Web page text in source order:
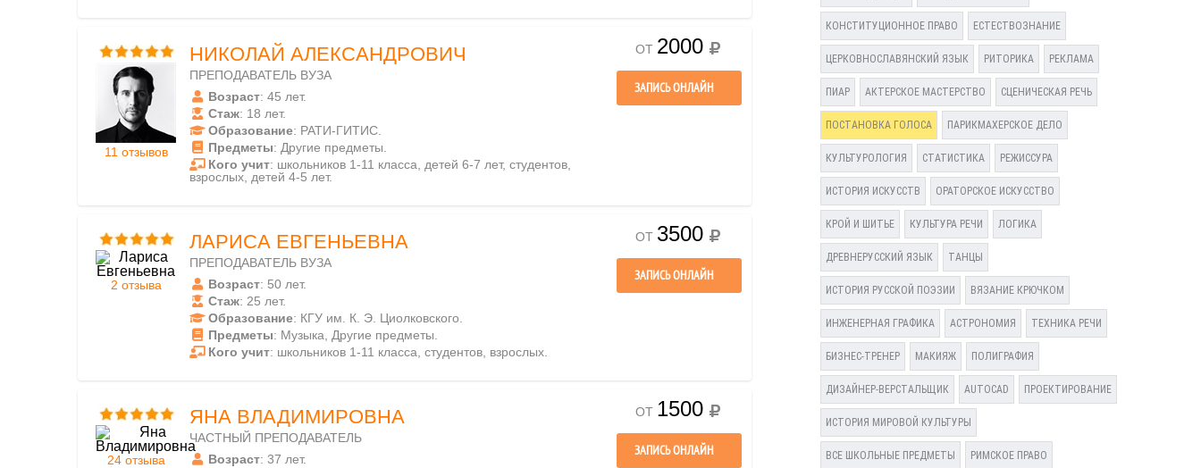
11 отзывов
НИКОЛАЙ АЛЕКСАНДРОВИЧ
ПРЕПОДАВАТЕЛЬ ВУЗА
Возраст: 45 лет.
Стаж: 18 лет.
Образование: РАТИ-ГИТИС.
Предметы: Другие предметы.
Кого учит: школьников 1-11 класса, детей 6-7 лет, студентов,
взрослых, детей 4-5 лет.
ОТ 2000
ЗАПИСЬ ОНЛАЙН
2 отзыва
ЛАРИСА ЕВГЕНЬЕВНА
ПРЕПОДАВАТЕЛЬ ВУЗА
Возраст: 50 лет.
Стаж: 25 лет.
Образование: КГУ им. К. Э. Циолковского.
Предметы: Музыка, Другие предметы.
Кого учит: школьников 1-11 класса, студентов, взрослых.
ОТ 3500
ЗАПИСЬ ОНЛАЙН
24 отзыва
ЯНА ВЛАДИМИРОВНА
ЧАСТНЫЙ ПРЕПОДАВАТЕЛЬ
Возраст: 37 лет.
ОТ 1500
ЗАПИСЬ ОНЛАЙН
КОНСТИТУЦИОННОЕ ПРАВО ЕСТЕСТВОЗНАНИЕ
ЦЕРКОВНОСЛАВЯНСКИЙ ЯЗЫК РИТОРИКА РЕКЛАМА
ПИАР АКТЕРСКОЕ МАСТЕРСТВО СЦЕНИЧЕСКАЯ РЕЧЬ
ПОСТАНОВКА ГОЛОСА ПАРИКМАХЕРСКОЕ ДЕЛО
КУЛЬТУРОЛОГИЯ СТАТИСТИКА РЕЖИССУРА
ИСТОРИЯ ИСКУССТВ ОРАТОРСКОЕ ИСКУССТВО
КРОЙ И ШИТЬЕ КУЛЬТУРА РЕЧИ ЛОГИКА
ДРЕВНЕРУССКИЙ ЯЗЫК ТАНЦЫ
ИСТОРИЯ РУССКОЙ ПОЭЗИИ ВЯЗАНИЕ КРЮЧКОМ
ИНЖЕНЕРНАЯ ГРАФИКА АСТРОНОМИЯ ТЕХНИКА РЕЧИ
БИЗНЕС-ТРЕНЕР МАКИЯЖ ПОЛИГРАФИЯ
ДИЗАЙНЕР-ВЕРСТАЛЬЩИК AUTOCAD ПРОЕКТИРОВАНИЕ
ИСТОРИЯ МИРОВОЙ КУЛЬТУРЫ
ВСЕ ШКОЛЬНЫЕ ПРЕДМЕТЫ РИМСКОЕ ПРАВО